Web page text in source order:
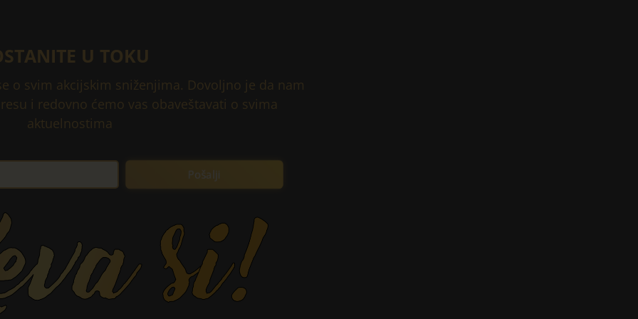
U TOKU
o svim akcijskim sniženjima. Dovoljno je da nam
i redovno ćemo vas obaveštavati o svima
aktuelnostima
Pošalji